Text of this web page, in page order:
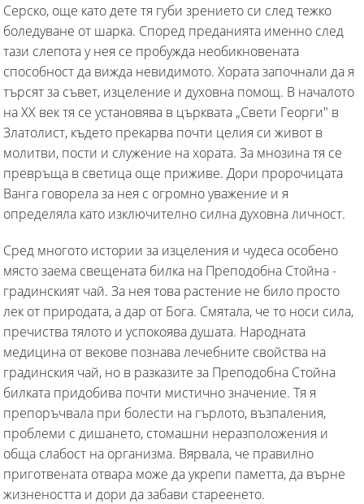
Серско, още като дете тя губи зрението си след тежко
боледуване от шарка. Според преданията именно след
тази слепота у нея се пробужда необикновената
способност да вижда невидимото. Хората започнали да я
търсят за съвет, изцеление и духовна помощ. В началото
на ХХ век тя се установява в църквата „Свети Георги" в
Златолист, където прекарва почти целия си живот в
молитви, пости и служение на хората. За мнозина тя се
превръща в светица още приживе. Дори пророчицата
Ванга говорела за нея с огромно уважение и я
определяла като изключително силна духовна личност.
Сред многото истории за изцеления и чудеса особено
място заема свещената билка на Преподобна Стойна -
градинският чай. За нея това растение не било просто
лек от природата, а дар от Бога. Смятала, че то носи сила,
пречиства тялото и успокоява душата. Народната
медицина от векове познава лечебните свойства на
градинския чай, но в разказите за Преподобна Стойна
билката придобива почти мистично значение. Тя я
препоръчвала при болести на гърлото, възпаления,
проблеми с дишането, стомашни неразположения и
обща слабост на организма. Вярвала, че правилно
приготвената отвара може да укрепи паметта, да върне
жизнеността и дори да забави стареенето.